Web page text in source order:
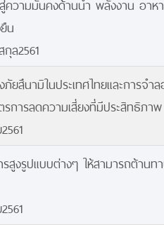
น
ล2561
ภัยสึนามิในประเทศไทยและการจ
การลดความเสี่ยงที่มีประสิทธิภาพ
สูงรูปแบบต่างๆ ให้สามารถต้านท